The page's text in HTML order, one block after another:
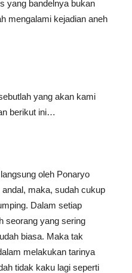
yang bandelnya bukan
mengalami kejadian aneh
yang akan kami
berikut ini…
oleh Ponaryo
maka, sudah cukup
Dalam setiap
seorang yang sering
biasa. Maka tak
melakukan tarinya
tidak kaku lagi seperti